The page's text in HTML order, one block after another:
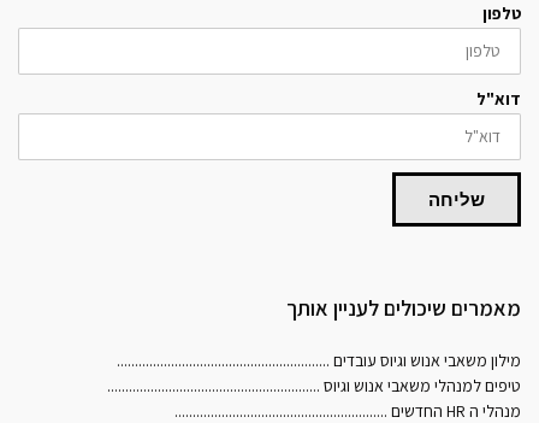
טלפון
דוא"ל
שליחה
מאמרים שיכולים לעניין אותך
מילון משאבי אנוש וגיוס עובדים ...........................................................
טיפים למנהלי משאבי אנוש וגיוס ...........................................................
מנהלי ה HR החדשים
...........................................................